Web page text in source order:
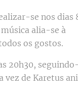
se nos dias
alia-se à
os gostos.
20h30,
vez de Karetus